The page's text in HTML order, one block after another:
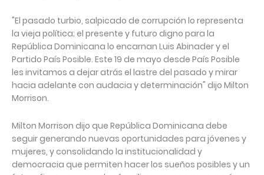
"El pasado turbio, salpicado de corrupción lo representa
la vieja política; el presente y futuro digno para la
República Dominicana lo encarnan Luis Abinader y el
Partido País Posible. Este 19 de mayo desde País Posible
les invitamos a dejar atrás el lastre del pasado y mirar
hacia adelante con audacia y determinación" dijo Milton
Morrison.
Milton Morrison dijo que República Dominicana debe
seguir generando nuevas oportunidades para jóvenes y
mujeres, y consolidando la institucionalidad y
democracia que permiten hacer los sueños posibles y un